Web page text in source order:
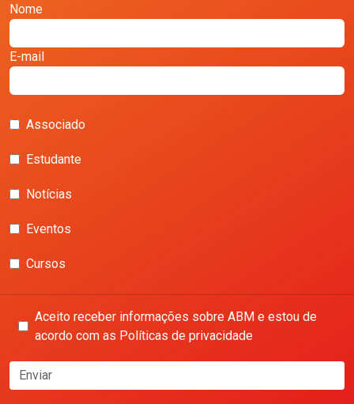
Nome
E-mail
Associado
Estudante
Notícias
Eventos
Cursos
Aceito receber informações sobre ABM e estou de
acordo com as Políticas de privacidade
Enviar